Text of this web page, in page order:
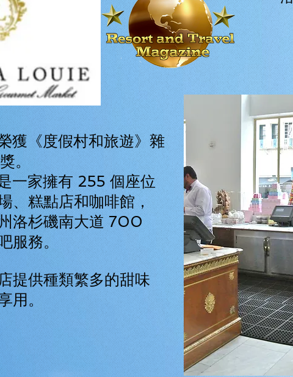
獲《度假村和旅遊》雜
。
一家擁有 255 個座位
、糕點店和咖啡館，
洛杉磯南大道 700
服務。
提供種類繁多的甜味
用。